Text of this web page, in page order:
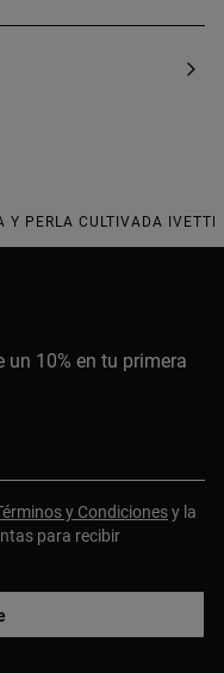
Y PERLA CULTIVADA IVETTE
un 10% en tu primera
y Condicionesy la
para recibir